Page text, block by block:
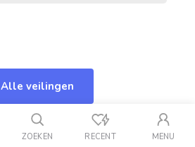
Alle veilingen
ZOEKEN RECENT MENU